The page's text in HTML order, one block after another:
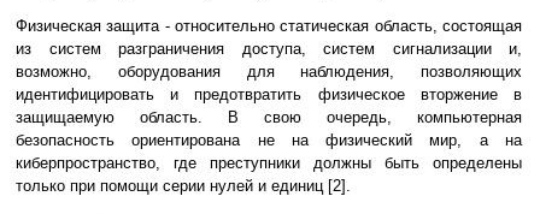
Физическая защита - относительно статическая область, состоящая
из систем разграничения доступа, систем сигнализации и,
возможно, оборудования для наблюдения, позволяющих
идентифицировать и предотвратить физическое вторжение в
защищаемую область. В свою очередь, компьютерная
безопасность ориентирована не на физический мир, а на
киберпространство, где преступники должны быть определены
только при помощи серии нулей и единиц [2].